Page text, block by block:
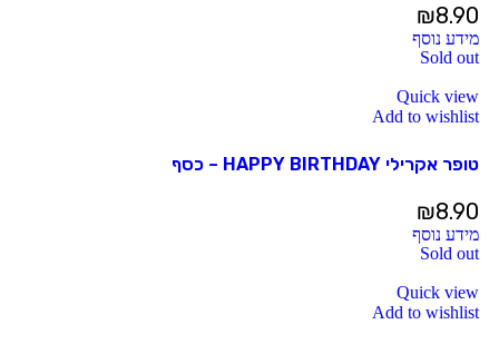
₪8.90
מידע נוסף
Sold out
Quick view
Add to wishlist
טופר אקרילי HAPPY BIRTHDAY – כסף
₪8.90
מידע נוסף
Sold out
Quick view
Add to wishlist